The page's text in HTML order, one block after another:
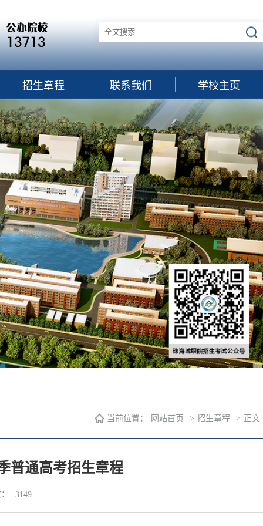
招生章程 联系我们 学校主页
当前位置： 网站首页 -> 招生章程 -> 正文
普通高考招生章程
3149